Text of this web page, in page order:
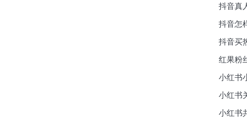
抖音真
抖音怎
抖音买
红果粉
小红书
小红书
小红书